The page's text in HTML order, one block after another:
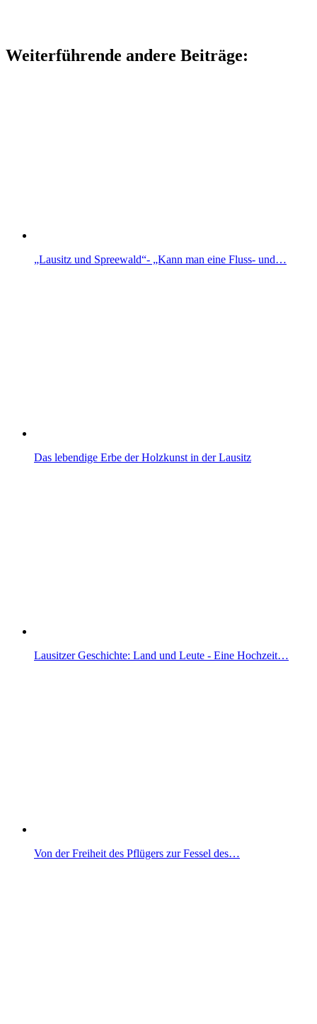
Weiterführende andere Beiträge:
„Lausitz und Spreewald“- „Kann man eine Fluss- und…
Das lebendige Erbe der Holzkunst in der Lausitz
Lausitzer Geschichte: Land und Leute - Eine Hochzeit…
Von der Freiheit des Pflügers zur Fessel des…